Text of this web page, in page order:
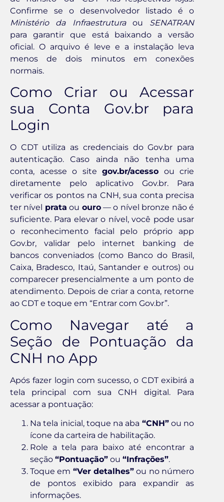
Confirme se o desenvolvedor listado é o
Ministério da Infraestruturaou SENATRAN
para garantir que está baixando a versão
oficial. O arquivo é leve e a instalação leva
menos de dois minutos em conexões
normais.
Como Criar ou Acessar
sua Conta Gov.br para
Login
O CDT utiliza as credenciais do Gov.br para
autenticação. Caso ainda não tenha uma
conta, acesse o site gov.br/acesso ou crie
diretamente pelo aplicativo Gov.br. Para
verificar os pontos na CNH, sua conta precisa
ter nível prata ou ouro— o nível bronze não é
suficiente. Para elevar o nível, você pode usar
o reconhecimento facial pelo próprio app
Gov.br, validar pelo internet banking de
bancos conveniados (como Banco do Brasil,
Caixa, Bradesco, Itaú, Santander e outros) ou
comparecer presencialmente a um ponto de
atendimento. Depois de criar a conta, retorne
ao CDT e toque em “Entrar com Gov.br”.
Como Navegar até a
Seção de Pontuação da
CNH no App
Após fazer login com sucesso, o CDT exibirá a
tela principal com sua CNH digital. Para
acessar a pontuação:
Na tela inicial, toque na aba “CNH”ou no
ícone da carteira de habilitação.
Role a tela para baixo até encontrar a
seção “Pontuação” ou “Infrações”.
Toque em “Ver detalhes” ou no número
de pontos exibido para expandir as
informações.